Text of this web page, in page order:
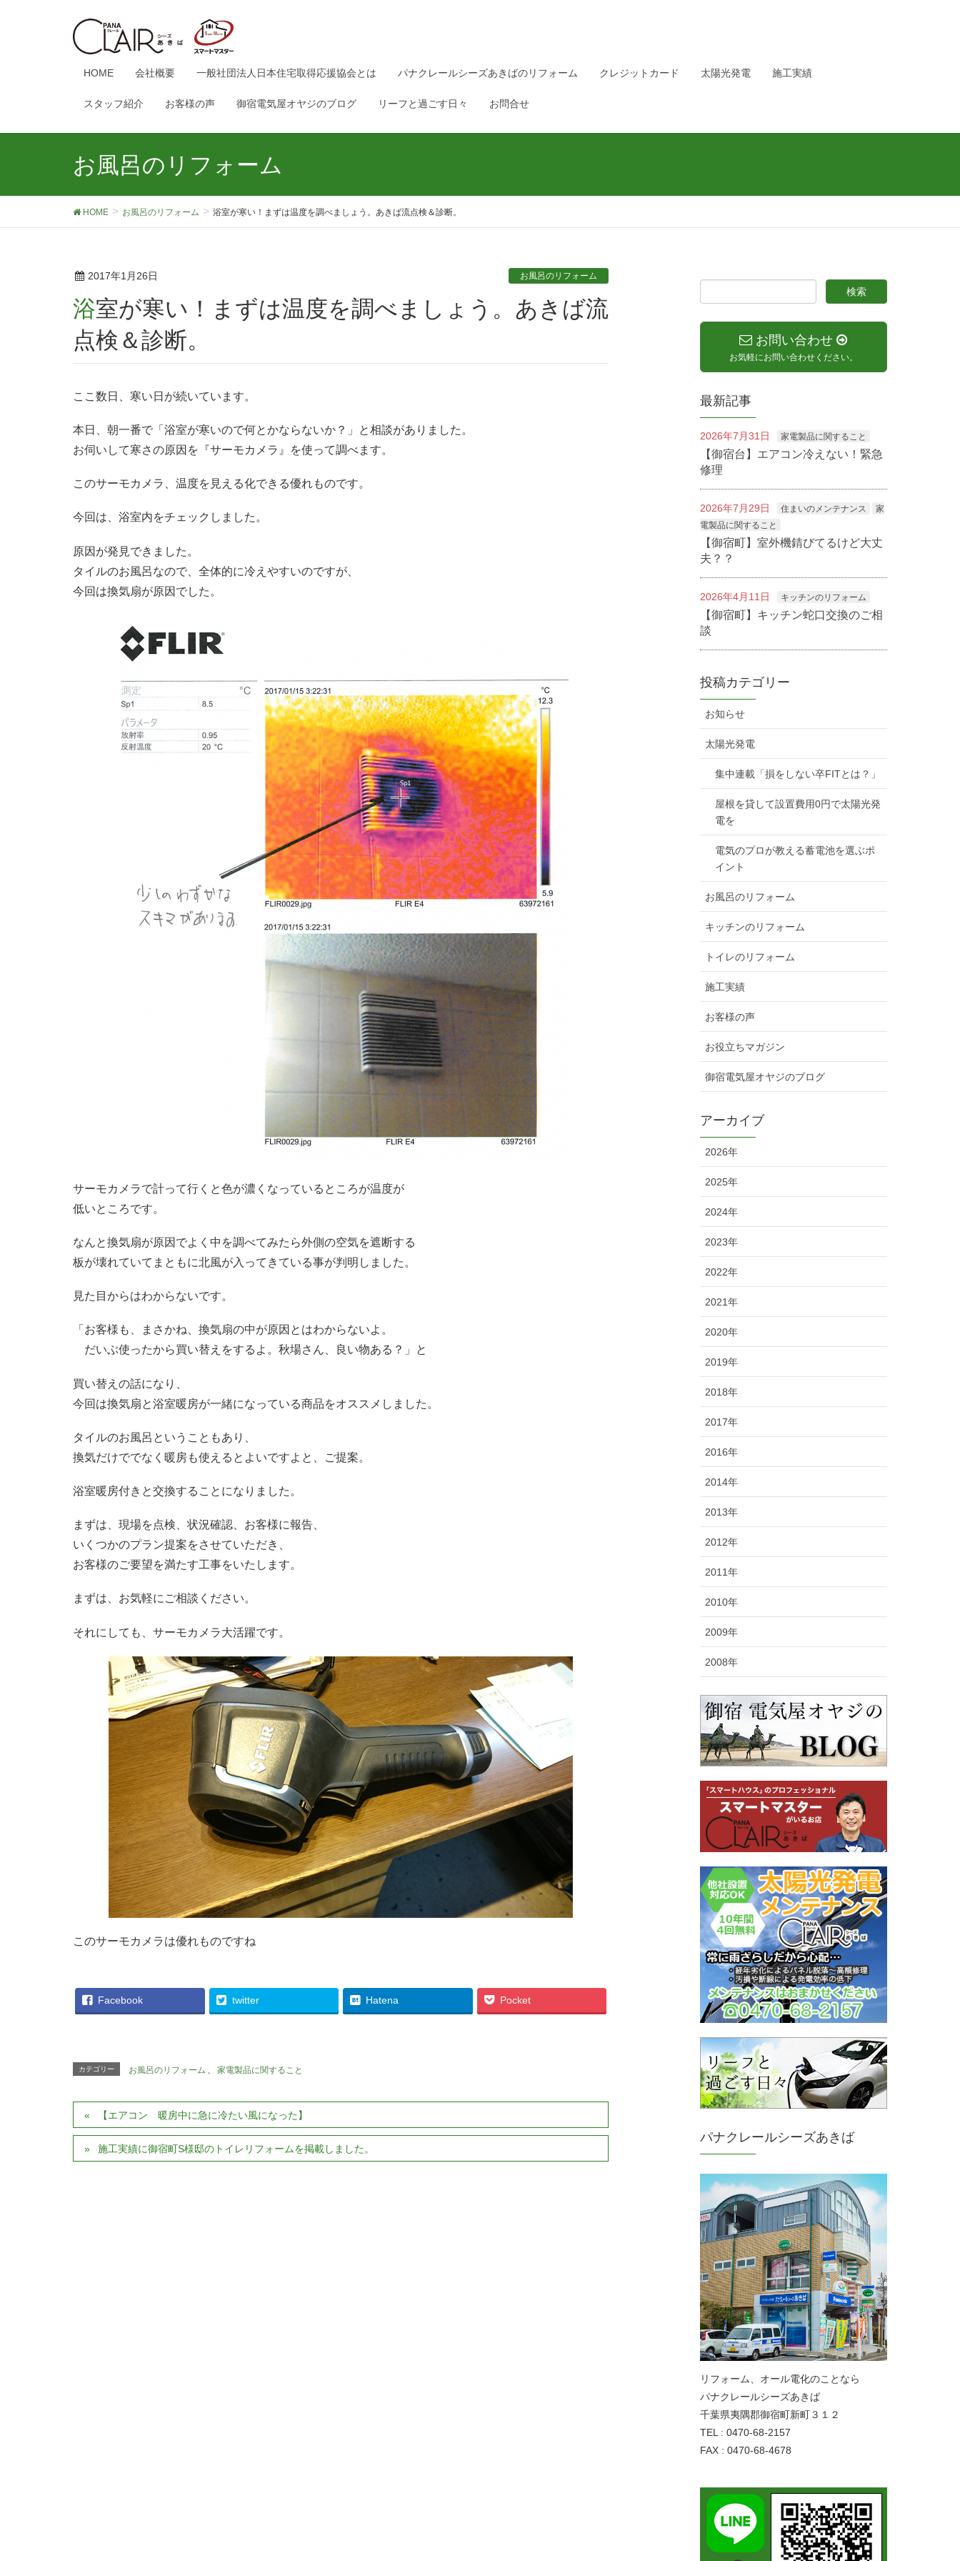
HOME 会社概要 一般社団法人日本住宅取得応援協会とは パナクレールシーズあきばのリフォーム クレジットカード 太陽光発電 施工実績
スタッフ紹介 お客様の声 御宿電気屋オヤジのブログ リーフと過ごす日々 お問合せ
お風呂のリフォーム
HOME お風呂のリフォーム 浴室が寒い！まずは温度を調べましょう。あきば流点検＆診断。
2017年1月26日 お風呂のリフォーム
浴室が寒い！まずは温度を調べましょう。あきば流
点検＆診断。
ここ数日、寒い日が続いています。
本日、朝一番で「浴室が寒いので何とかならないか？」と相談がありました。
お伺いして寒さの原因を『サーモカメラ』を使って調べます。
このサーモカメラ、温度を見える化できる優れものです。
今回は、浴室内をチェックしました。
原因が発見できました。
タイルのお風呂なので、全体的に冷えやすいのですが、
今回は換気扇が原因でした。
サーモカメラで計って行くと色が濃くなっているところが温度が
低いところです。
なんと換気扇が原因でよく中を調べてみたら外側の空気を遮断する
板が壊れていてまともに北風が入ってきている事が判明しました。
見た目からはわからないです。
「お客様も、まさかね、換気扇の中が原因とはわからないよ。
だいぶ使ったから買い替えをするよ。秋場さん、良い物ある？」と
買い替えの話になり、
今回は換気扇と浴室暖房が一緒になっている商品をオススメしました。
タイルのお風呂ということもあり、
換気だけででなく暖房も使えるとよいですよと、ご提案。
浴室暖房付きと交換することになりました。
まずは、現場を点検、状況確認、お客様に報告、
いくつかのプラン提案をさせていただき、
お客様のご要望を満たす工事をいたします。
まずは、お気軽にご相談ください。
それにしても、サーモカメラ大活躍です。
このサーモカメラは優れものですね
Facebook twitter Hatena Pocket
カテゴリー お風呂のリフォーム 、 家電製品に関すること
【エアコン 暖房中に急に冷たい風になった】
施工実績に御宿町S様邸のトイレリフォームを掲載しました。
お問い合わせ
お気軽にお問い合わせください。
最新記事
2026年7月31日 家電製品に関すること
【御宿台】エアコン冷えない！緊急
修理
2026年7月29日 住まいのメンテナンス
家
電製品に関すること
【御宿町】室外機錆びてるけど大丈
夫？？
2026年4月11日 キッチンのリフォーム
【御宿町】キッチン蛇口交換のご相
談
投稿カテゴリー
お知らせ
太陽光発電
集中連載「損をしない卒FITとは？」
屋根を貸して設置費用0円で太陽光発
電を
電気のプロが教える蓄電池を選ぶポ
イント
お風呂のリフォーム
キッチンのリフォーム
トイレのリフォーム
施工実績
お客様の声
お役立ちマガジン
御宿電気屋オヤジのブログ
アーカイブ
2026年
2025年
2024年
2023年
2022年
2021年
2020年
2019年
2018年
2017年
2016年
2014年
2013年
2012年
2011年
2010年
2009年
2008年
パナクレールシーズあきば
リフォーム、オール電化のことなら
パナクレールシーズあきば
千葉県夷隅郡御宿町新町３１２
TEL : 0470-68-2157
FAX : 0470-68-4678